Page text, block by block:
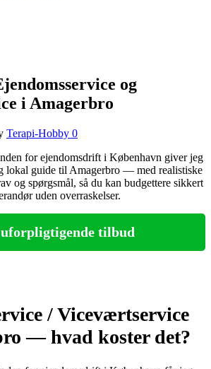
og
i Amagerbro
Terapi-Hobby 0
for ejendomsdrift i København giver jeg
lokal guide til Amagerbro — med realistiske
og spørgsmål, så du kan budgettere sikkert
uden overraskelser.
uforpligtigende tilbud
/ Viceværtservice
— hvad koster det?